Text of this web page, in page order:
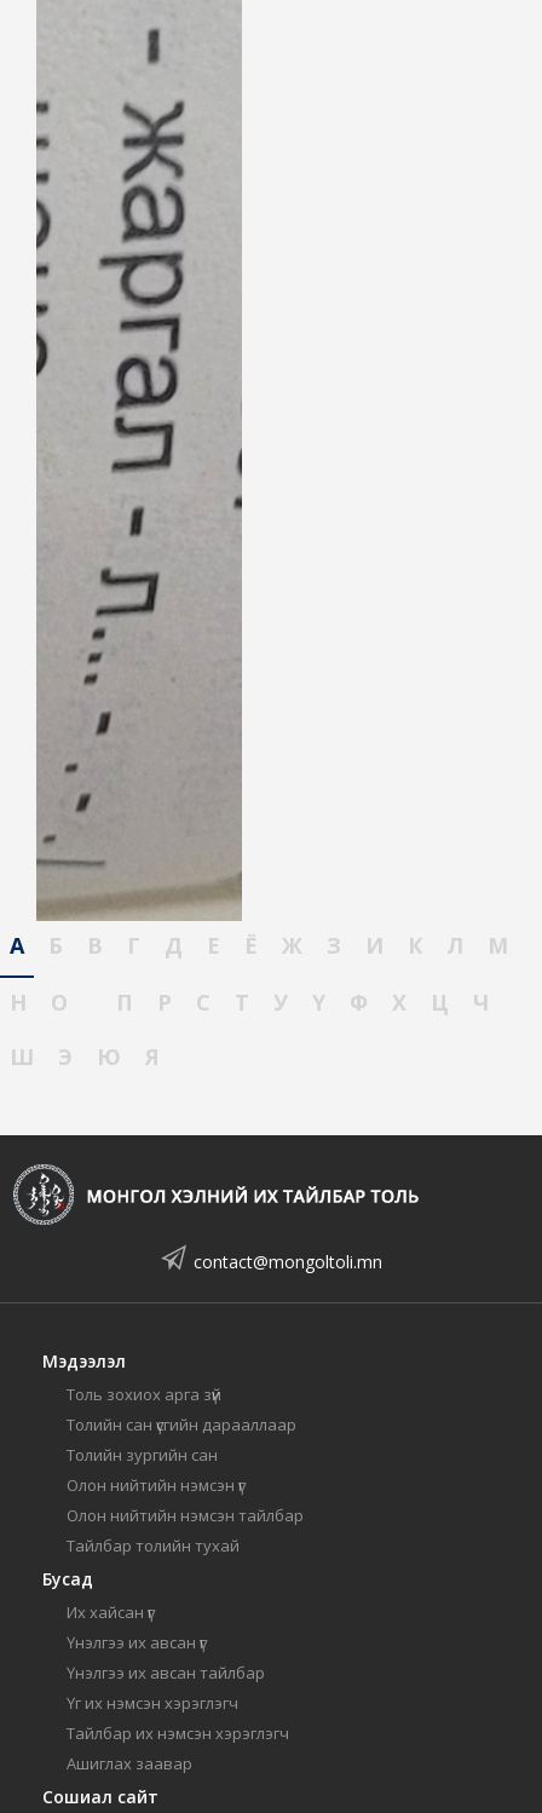
А Б В Г Д Е Ё Ж З И К Л
М
Н
О П Р С Т У Ү Ф Х Ц
Ч
Ш
Э Ю Я
contact@mongoltoli.mn
Мэдээлэл
Толь зохиох арга зүй
Толийн сан үсгийн дарааллаар
Толийн зургийн сан
Олон нийтийн нэмсэн үг
Олон нийтийн нэмсэн тайлбар
Тайлбар толийн тухай
Бусад
Их хайсан үг
Үнэлгээ их авсан үг
Үнэлгээ их авсан тайлбар
Үг их нэмсэн хэрэглэгч
Тайлбар их нэмсэн хэрэглэгч
Ашиглах заавар
Сошиал сайт